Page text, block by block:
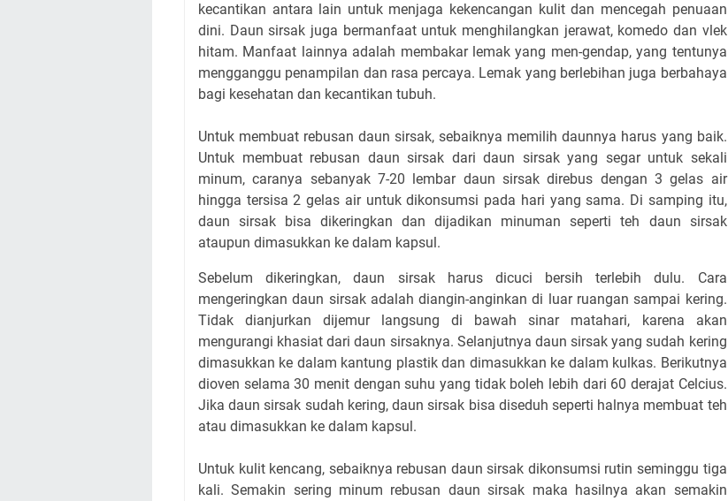
kecantikan antara lain untuk menjaga kekencangan kulit dan mencegah penuaan
dini. Daun sirsak juga bermanfaat untuk menghilangkan jerawat, komedo dan vlek
hitam. Manfaat lainnya adalah membakar lemak yang men-gendap, yang tentunya
mengganggu penampilan dan rasa percaya. Lemak yang berlebihan juga berbahaya
bagi kesehatan dan kecantikan tubuh.
Untuk membuat rebusan daun sirsak, sebaiknya memilih daunnya harus yang baik.
Untuk membuat rebusan daun sirsak dari daun sirsak yang segar untuk sekali
minum, caranya sebanyak 7-20 lembar daun sirsak direbus dengan 3 gelas air
hingga tersisa 2 gelas air untuk dikonsumsi pada hari yang sama. Di samping itu,
daun sirsak bisa dikeringkan dan dijadikan minuman seperti teh daun sirsak
ataupun dimasukkan ke dalam kapsul.
Sebelum dikeringkan, daun sirsak harus dicuci bersih terlebih dulu. Cara
mengeringkan daun sirsak adalah diangin-anginkan di luar ruangan sampai kering.
Tidak dianjurkan dijemur langsung di bawah sinar matahari, karena akan
mengurangi khasiat dari daun sirsaknya. Selanjutnya daun sirsak yang sudah kering
dimasukkan ke dalam kantung plastik dan dimasukkan ke dalam kulkas. Berikutnya
dioven selama 30 menit dengan suhu yang tidak boleh lebih dari 60 derajat Celcius.
Jika daun sirsak sudah kering, daun sirsak bisa diseduh seperti halnya membuat teh
atau dimasukkan ke dalam kapsul.
Untuk kulit kencang, sebaiknya rebusan daun sirsak dikonsumsi rutin seminggu tiga
kali. Semakin sering minum rebusan daun sirsak maka hasilnya akan semakin